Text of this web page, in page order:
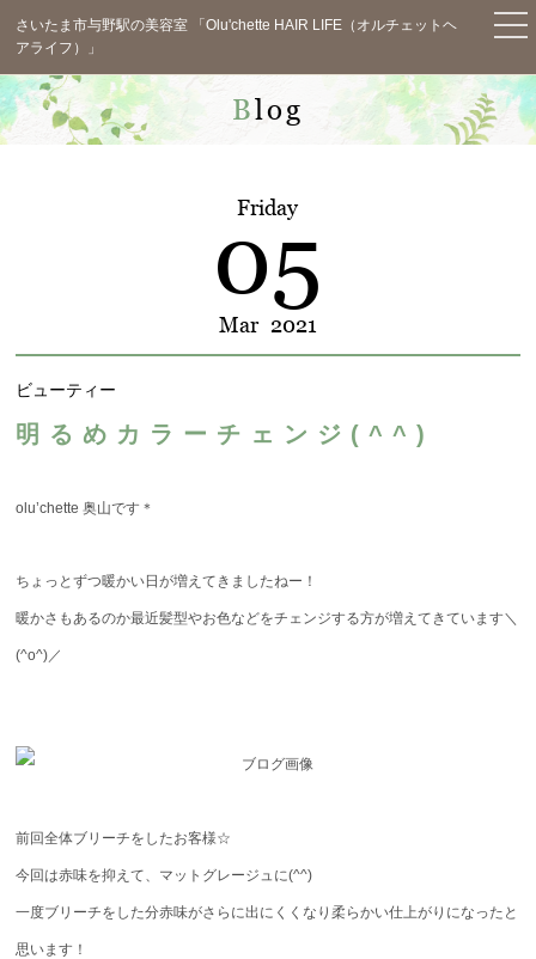
さいたま市与野駅の美容室 「Olu'chette HAIR LIFE（オルチェットヘ
アライフ）」
TOP
News
Salon Info
Blog
Q&A
WEB予約
Blog
Friday
05
Mar 2021
ビューティー
明るめカラーチェンジ(^^)
olu’chette 奥山です＊
ちょっとずつ暖かい日が増えてきましたねー！
暖かさもあるのか最近髪型やお色などをチェンジする方が増えてきています＼
(^o^)／
前回全体ブリーチをしたお客様☆
今回は赤味を抑えて、マットグレージュに(^^)
一度ブリーチをした分赤味がさらに出にくくなり柔らかい仕上がりになったと
思います！